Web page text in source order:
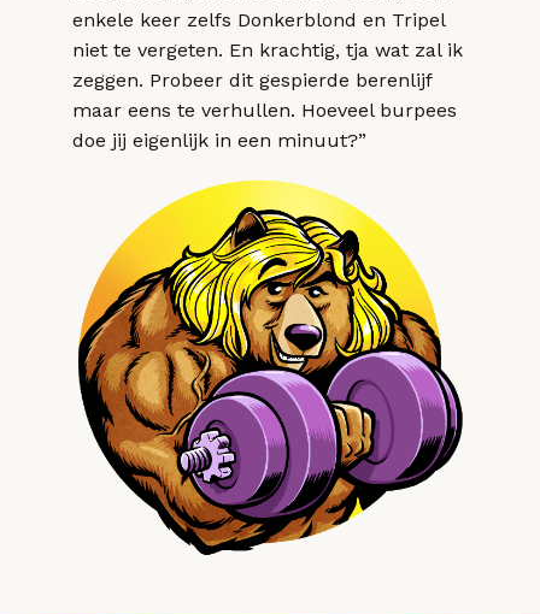
enkele keer zelfs Donkerblond en Tripel
niet te vergeten. En krachtig, tja wat zal ik
zeggen. Probeer dit gespierde berenlijf
maar eens te verhullen. Hoeveel burpees
doe jij eigenlijk in een minuut?”